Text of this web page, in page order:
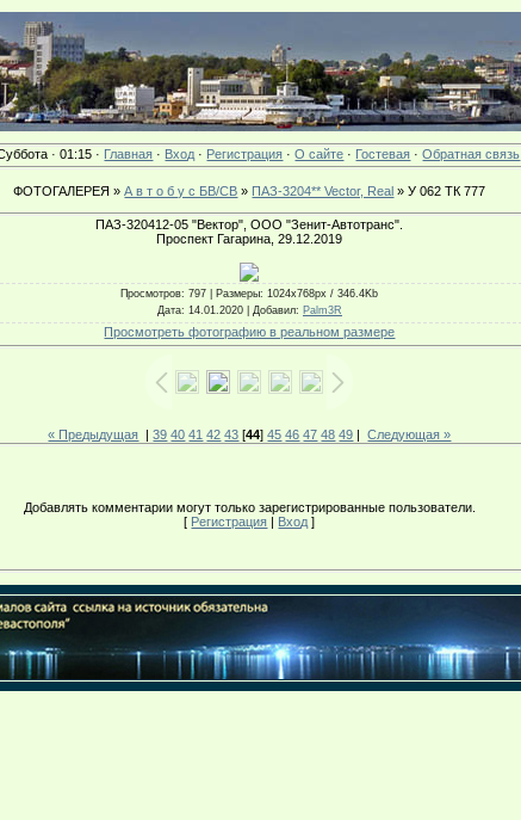
· 01:15 · Главная · Вход · Регистрация ·О сайте · Гостевая ·Обратная связь
ФОТОГАЛЕРЕЯ »А в т о б у с БВ/СВ » ПАЗ-3204** Vector, Real » У 062 ТК 777
ПАЗ-320412-05 "Вектор", ООО "Зенит-Автотранс".
Проспект Гагарина, 29.12.2019
Просмотров: 797 | Размеры: 1024x768px / 346.4Kb
Дата: 14.01.2020 | Добавил: Palm3R
Просмотреть фотографию в реальном размере
« Предыдущая |39 40 41 42 43 [44]45 46 47 48 49 |Следующая »
Добавлять комментарии могут только зарегистрированные пользователи.
[ Регистрация | Вход ]